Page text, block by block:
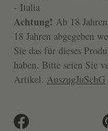
- Italia
Achtung! Ab 18
18 Jahren abgegeben
Sie das für dieses
haben. Bitte seien Sie
Artikel. AuszugJuSchG